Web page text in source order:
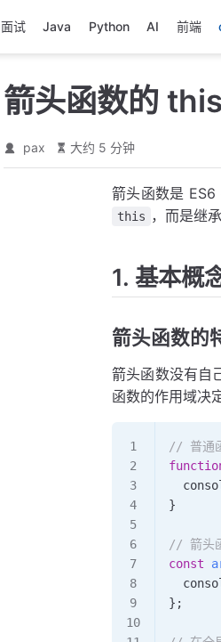
面试 Java Python AI 前端
箭头函数的
pax 大约 5 分钟
箭头函数是 ES6
this ，而是继
1. 基本概
箭头函数的
箭头函数没有自
函数的作用域决定
// 普通
}
// 箭头
const
};